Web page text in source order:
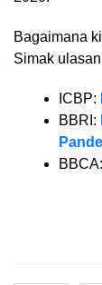
Bagaimana
Simak
ICBP:
BBRI:
BBCA: